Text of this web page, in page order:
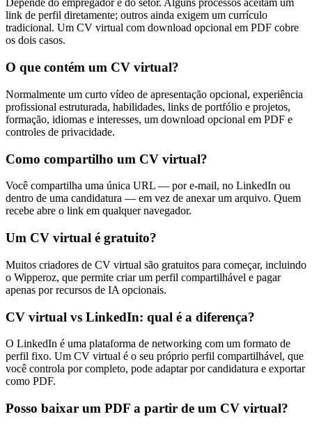
Depende do empregador e do setor. Alguns processos aceitam um
link de perfil diretamente; outros ainda exigem um currículo
tradicional. Um CV virtual com download opcional em PDF cobre
os dois casos.
O que contém um CV virtual?
Normalmente um curto vídeo de apresentação opcional, experiência
profissional estruturada, habilidades, links de portfólio e projetos,
formação, idiomas e interesses, um download opcional em PDF e
controles de privacidade.
Como compartilho um CV virtual?
Você compartilha uma única URL — por e-mail, no LinkedIn ou
dentro de uma candidatura — em vez de anexar um arquivo. Quem
recebe abre o link em qualquer navegador.
Um CV virtual é gratuito?
Muitos criadores de CV virtual são gratuitos para começar, incluindo
o Wipperoz, que permite criar um perfil compartilhável e pagar
apenas por recursos de IA opcionais.
CV virtual vs LinkedIn: qual é a diferença?
O LinkedIn é uma plataforma de networking com um formato de
perfil fixo. Um CV virtual é o seu próprio perfil compartilhável, que
você controla por completo, pode adaptar por candidatura e exportar
como PDF.
Posso baixar um PDF a partir de um CV virtual?